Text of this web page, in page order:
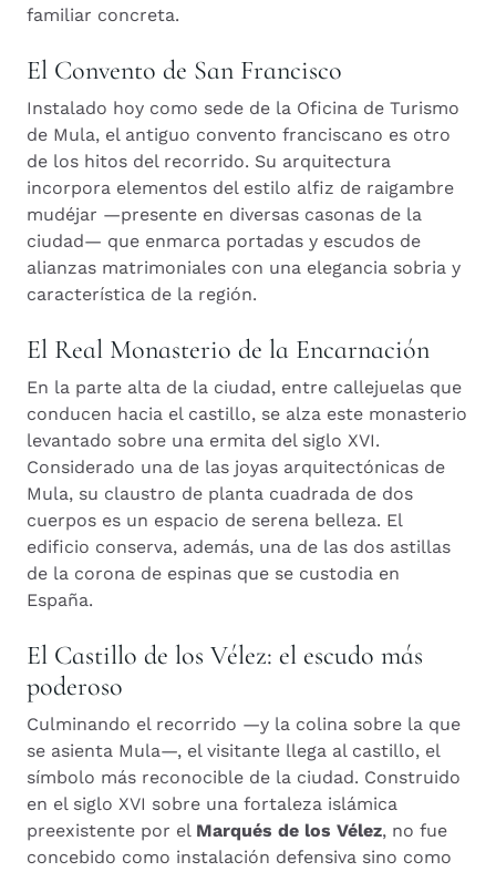
familiar concreta.
El Convento de San Francisco
Instalado hoy como sede de la Oficina de Turismo
de Mula, el antiguo convento franciscano es otro
de los hitos del recorrido. Su arquitectura
incorpora elementos del estilo alfiz de raigambre
mudéjar —presente en diversas casonas de la
ciudad— que enmarca portadas y escudos de
alianzas matrimoniales con una elegancia sobria y
característica de la región.
El Real Monasterio de la Encarnación
En la parte alta de la ciudad, entre callejuelas que
conducen hacia el castillo, se alza este monasterio
levantado sobre una ermita del siglo XVI.
Considerado una de las joyas arquitectónicas de
Mula, su claustro de planta cuadrada de dos
cuerpos es un espacio de serena belleza. El
edificio conserva, además, una de las dos astillas
de la corona de espinas que se custodia en
España.
El Castillo de los Vélez: el escudo más
poderoso
Culminando el recorrido —y la colina sobre la que
se asienta Mula—, el visitante llega al castillo, el
símbolo más reconocible de la ciudad. Construido
en el siglo XVI sobre una fortaleza islámica
preexistente por el Marqués de los Vélez, no fue
concebido como instalación defensiva sino como